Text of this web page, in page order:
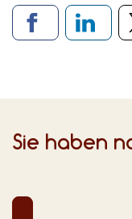
Sie haben